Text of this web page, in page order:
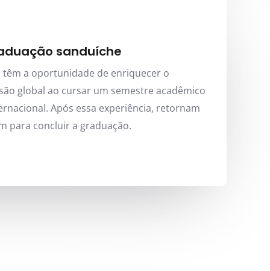
sanduíche
a oportunidade de enriquecer o
global ao cursar um semestre acadêmico
Após essa experiência, retornam
para concluir a graduação.